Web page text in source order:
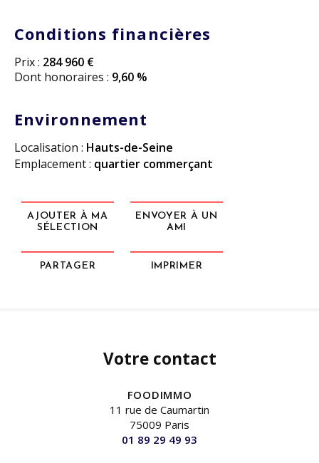
Conditions financières
Prix : 284 960 €
Dont honoraires : 9,60 %
Environnement
Localisation : Hauts-de-Seine
Emplacement : quartier commerçant
AJOUTER À MA
SÉLECTION
ENVOYER À UN
AMI
PARTAGER IMPRIMER
Votre contact
FOODIMMO
11 rue de Caumartin
75009 Paris
01 89 29 49 93